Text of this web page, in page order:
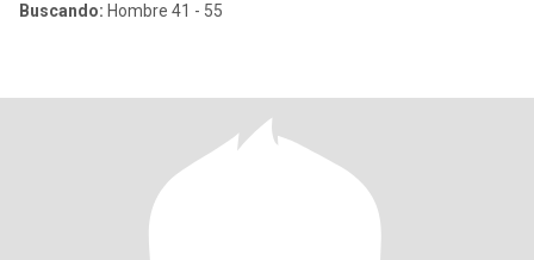
Buscando: Hombre 41 - 55